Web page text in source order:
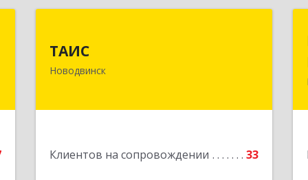
ТАИС
Новодвинск
Клиентов на сопровождении 33
Новодвинск г, Димитрова ул, дом №